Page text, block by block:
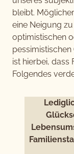
bleibt.
eine Neigung
optimistischen
ist hierbei, dass
Folgendes